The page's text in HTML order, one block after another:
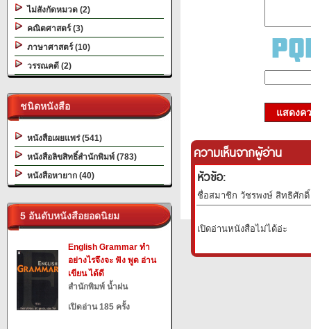
ไม่สังกัดหมวด (2)
คณิตศาสตร์ (3)
ภาษาศาสตร์ (10)
วรรณคดี (2)
ชนิดหนังสือ
หนังสือเผยแพร่ (541)
หนังสือลิขสิทธิ์สำนักพิมพ์ (783)
หนังสือหายาก (40)
5 อันดับหนังสือยอดนิยม
English Grammar ทำ
อย่างไรจึงจะ ฟัง พูด อ่าน
เขียน ได้ดี
สำนักพิมพ์ น้ำฝน
เปิดอ่าน 185 ครั้ง
แสดงค
ความเห็นจากผู้อ่าน
หัวข้อ:
ชื่อสมาชิก วัชรพงษ์ สิทธิศักดิ์
เปิดอ่านหนังสือไม่ได้อ่ะ